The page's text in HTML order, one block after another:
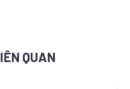
QUAN